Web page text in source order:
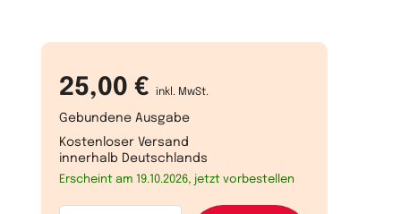
25,00 € inkl. MwSt.
Gebundene Ausgabe
Kostenloser Versand
innerhalb Deutschlands
Erscheint am 19.10.2026, jetzt vorbestellen